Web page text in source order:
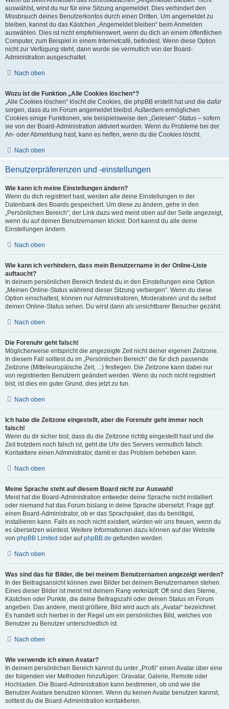
auswählst, wirst du nur für eine Sitzung angemeldet. Dies verhindert den
Missbrauch deines Benutzerkontos durch einen Dritten. Um angemeldet zu
bleiben, kannst du das Kästchen „Angemeldet bleiben“ beim Anmelden
auswählen. Dies ist nicht empfehlenswert, wenn du dich an einem öffentlichen
Computer, zum Beispiel in einem Internetcafé, befindest. Wenn diese Option
nicht zur Verfügung steht, dann wurde sie vermutlich von der Board-
Administration ausgeschaltet.
Nach oben
Wozu ist die Funktion „Alle Cookies löschen“?
„Alle Cookies löschen“ löscht die Cookies, die phpBB erstellt hat und die dafür
sorgen, dass du im Forum angemeldet bleibst. Außerdem ermöglichen
Cookies einige Funktionen, wie beispielsweise den „Gelesen“-Status – sofern
sie von der Board-Administration aktiviert wurden. Wenn du Probleme bei der
An- oder Abmeldung hast, kann es helfen, wenn du die Cookies löscht.
Nach oben
Benutzerpräferenzen und -einstellungen
Wie kann ich meine Einstellungen ändern?
Wenn du dich registriert hast, werden alle deine Einstellungen in der
Datenbank des Boards gespeichert. Um diese zu ändern, gehe in den
„Persönlichen Bereich“; der Link dazu wird meist oben auf der Seite angezeigt,
wenn du auf deinen Benutzernamen klickst. Dort kannst du alle deine
Einstellungen ändern.
Nach oben
Wie kann ich verhindern, dass mein Benutzername in der Online-Liste
auftaucht?
In deinem persönlichen Bereich findest du in den Einstellungen eine Option
„Meinen Online-Status während dieser Sitzung verbergen“. Wenn du diese
Option einschaltest, können nur Administratoren, Moderatoren und du selbst
deinen Online-Status sehen. Du wirst dann als unsichtbarer Besucher gezählt.
Nach oben
Die Forenuhr geht falsch!
Möglicherweise entspricht die angezeigte Zeit nicht deiner eigenen Zeitzone.
In diesem Fall solltest du im „Persönlichen Bereich“ die für dich passende
Zeitzone (Mitteleuropäische Zeit, ...) festlegen. Die Zeitzone kann dabei nur
von registrierten Benutzern geändert werden. Wenn du noch nicht registriert
bist, ist dies ein guter Grund, dies jetzt zu tun.
Nach oben
Ich habe die Zeitzone eingestellt, aber die Forenuhr geht immer noch
falsch!
Wenn du dir sicher bist, dass du die Zeitzone richtig eingestellt hast und die
Zeit trotzdem noch falsch ist, geht die Uhr des Servers vermutlich falsch.
Kontaktiere einen Administrator, damit er das Problem beheben kann.
Nach oben
Meine Sprache steht auf diesem Board nicht zur Auswahl!
Meist hat die Board-Administration entweder deine Sprache nicht installiert
oder niemand hat das Forum bislang in deine Sprache übersetzt. Frage ggf.
einen Board-Administrator, ob er das Sprachpaket, das du benötigst,
installieren kann. Falls es noch nicht existiert, würden wir uns freuen, wenn du
es übersetzen würdest. Weitere Informationen dazu können auf der Website
von phpBB Limited oder aufphpBB.de gefunden werden.
Nach oben
Was sind das für Bilder, die bei meinem Benutzernamen angezeigt werden?
In der Beitragsansicht können zwei Bilder bei deinem Benutzernamen stehen.
Eines dieser Bilder ist meist mit deinem Rang verknüpft: Oft sind dies Sterne,
Kästchen oder Punkte, die deine Beitragszahl oder deinen Status im Forum
angeben. Das andere, meist größere, Bild wird auch als „Avatar“ bezeichnet.
Es handelt sich hierbei in der Regel um ein persönliches Bild, welches von
Benutzer zu Benutzer unterschiedlich ist.
Nach oben
Wie verwende ich einen Avatar?
In deinem persönlichen Bereich kannst du unter „Profil“ einen Avatar über eine
der folgenden vier Methoden hinzufügen: Gravatar, Galerie, Remote oder
Hochladen. Die Board-Administration kann bestimmen, ob und wie die
Benutzer Avatare benutzen können. Wenn du keinen Avatar benutzen kannst,
solltest du die Board-Administration kontaktieren.